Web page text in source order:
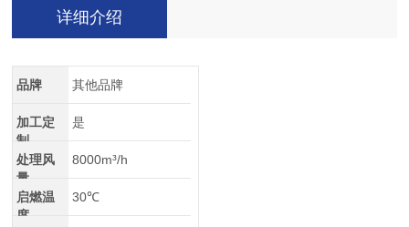
详细介绍
品牌 其他品牌
加工定
制
是
处理风
量
8000m³/h
启燃温
度
30℃